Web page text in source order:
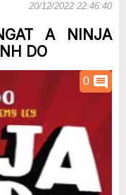
20/12/2022 22:46:40
A NINJA
DO
0 comment